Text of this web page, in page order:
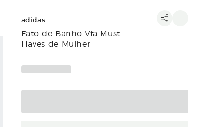
adidas
Fato de Banho Vfa Must
Haves de Mulher